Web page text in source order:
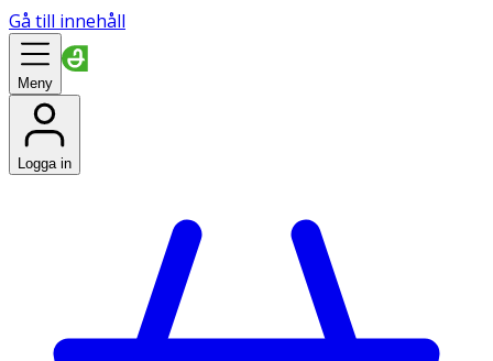
Gå till innehåll
Meny
Logga in